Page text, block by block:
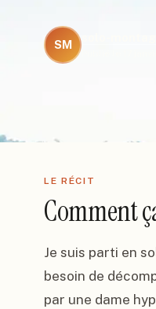
SM
LE RÉCIT
Comment
Je suis parti en
besoin de
par une dame